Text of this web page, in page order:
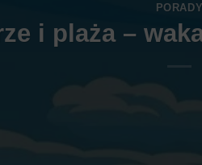
PORADY
i plaża –